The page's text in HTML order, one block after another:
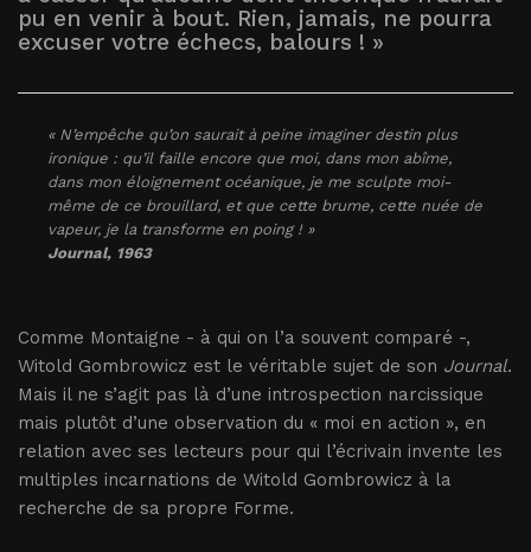
pu en venir à bout. Rien, jamais, ne pourra
excuser votre échecs, balours ! »
« N’empêche qu’on saurait à peine imaginer destin plus
ironique : qu’il faille encore que moi, dans mon abîme,
dans mon éloignement océanique, je me sculpte moi-
même de ce brouillard, et que cette brume, cette nuée de
vapeur, je la transforme en poing ! »
Journal, 1963
Comme Montaigne - à qui on l’a souvent comparé -,
Witold Gombrowicz est le véritable sujet de son Journal.
Mais il ne s’agit pas là d’une introspection narcissique
mais plutôt d’une observation du « moi en action », en
relation avec ses lecteurs pour qui l’écrivain invente les
multiples incarnations de Witold Gombrowicz à la
recherche de sa propre Forme.